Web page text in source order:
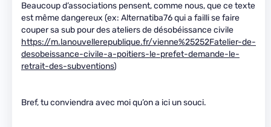
Beaucoup d’associations pensent, comme nous, que ce texte
est même dangereux (ex: Alternatiba76 qui a failli se faire
couper sa sub pour des ateliers de désobéissance civile
https://m.lanouvellerepublique.fr/vienne%25252Fatelier-de-
desobeissance-civile-a-poitiers-le-prefet-demande-le-
retrait-des-subventions)
Bref, tu conviendra avec moi qu’on a ici un souci.